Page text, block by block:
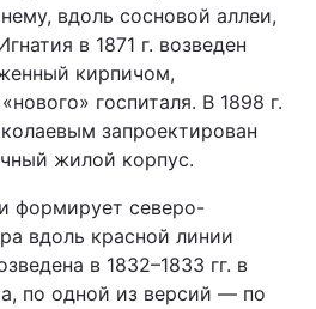
вдоль сосновой аллеи,
в 1871 г. возведен
кирпичом,
госпиталя. В 1898 г.
запроектирован
жилой корпус.
формирует северо-
вдоль красной линии
в 1832–1833 гг. в
по одной из версий — по